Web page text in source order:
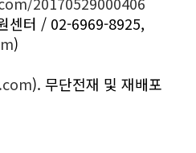
센터 / 02-6969-8925,
)
). 무단전재 및 재배포